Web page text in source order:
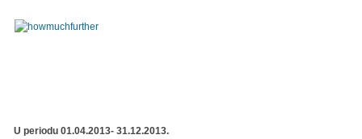
U periodu 01.04.2013- 31.12.2013.